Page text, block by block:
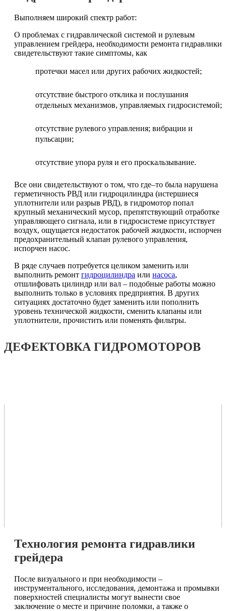
Выполняем широкий спектр работ:
О проблемах с гидравлической системой и рулевым
управлением грейдера, необходимости ремонта гидравлики
свидетельствуют такие симптомы, как
протечки масел или других рабочих жидкостей;
отсутствие быстрого отклика и послушания
отдельных механизмов, управляемых гидросистемой;
отсутствие рулевого управления; вибрации и
пульсации;
отсутствие упора руля и его проскальзывание.
Все они свидетельствуют о том, что где–то была нарушена
герметичность РВД или гидроцилиндра (истершиеся
уплотнители или разрыв РВД), в гидромотор попал
крупный механический мусор, препятствующий отработке
управляющего сигнала, или в гидросистеме присутствует
воздух, ощущается недостаток рабочей жидкости, испорчен
предохранительный клапан рулевого управления,
испорчен насос.
В ряде случаев потребуется целиком заменить или
выполнить ремонт гидроцилиндра или насоса,
отшлифовать цилиндр или вал – подобные работы можно
выполнить только в условиях предприятия. В других
ситуациях достаточно будет заменить или пополнить
уровень технической жидкости, сменить клапаны или
уплотнители, прочистить или поменять фильтры.
ДЕФЕКТОВКА ГИДРОМОТОРОВ
Технология ремонта гидравлики
грейдера
После визуального и при необходимости –
инструментального, исследования, демонтажа и промывки
поверхностей специалисты могут вынести свое
заключение о месте и причине поломки, а также о